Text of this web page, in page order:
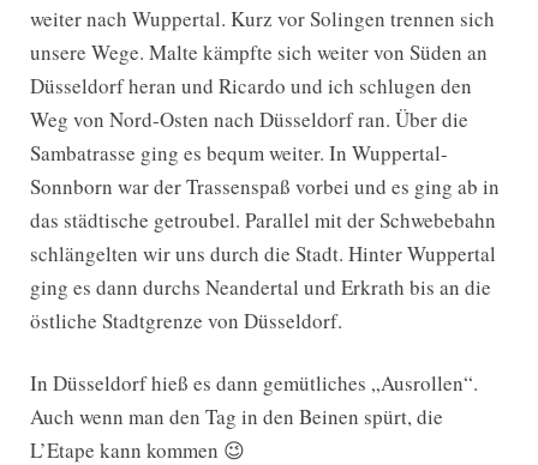
weiter nach Wuppertal. Kurz vor Solingen trennen sich
unsere Wege. Malte kämpfte sich weiter von Süden an
Düsseldorf heran und Ricardo und ich schlugen den
Weg von Nord-Osten nach Düsseldorf ran. Über die
Sambatrasse ging es bequm weiter. In Wuppertal-
Sonnborn war der Trassenspaß vorbei und es ging ab in
das städtische getroubel. Parallel mit der Schwebebahn
schlängelten wir uns durch die Stadt. Hinter Wuppertal
ging es dann durchs Neandertal und Erkrath bis an die
östliche Stadtgrenze von Düsseldorf.
In Düsseldorf hieß es dann gemütliches „Ausrollen“.
Auch wenn man den Tag in den Beinen spürt, die
L’Etape kann kommen 😉